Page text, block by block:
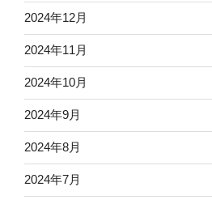
2024年12月
2024年11月
2024年10月
2024年9月
2024年8月
2024年7月